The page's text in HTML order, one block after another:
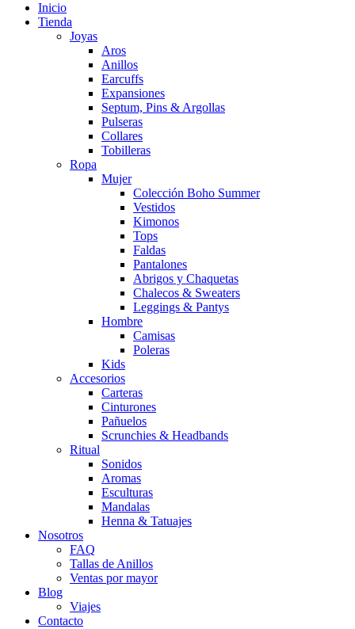
Inicio
Tienda
Joyas
Aros
Anillos
Earcuffs
Expansiones
Septum, Pins & Argollas
Pulseras
Collares
Tobilleras
Ropa
Mujer
Colección Boho Summer
Vestidos
Kimonos
Tops
Faldas
Pantalones
Abrigos y Chaquetas
Chalecos & Sweaters
Leggings & Pantys
Hombre
Camisas
Poleras
Kids
Accesorios
Carteras
Cinturones
Pañuelos
Scrunchies & Headbands
Ritual
Sonidos
Aromas
Esculturas
Mandalas
Henna & Tatuajes
Nosotros
FAQ
Tallas de Anillos
Ventas por mayor
Blog
Viajes
Contacto